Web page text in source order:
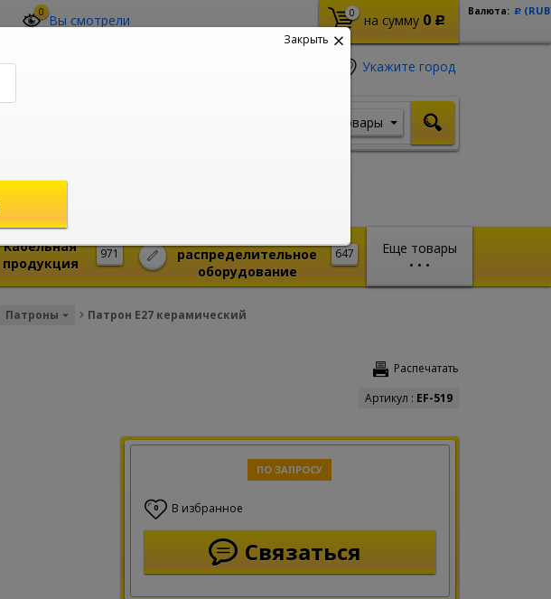
0 Вы смотрели 0 на сумму 0 Р
Валюта: Р
Укажите город
Товары
Еще товары
• • •
971
Кабельная
продукция
647
распределительное
оборудование
Патроны Патрон Е27 керамический
Распечатать
Артикул : EF-519
ПО ЗАПРОСУ
0 В избранное
Связаться
Закрыть